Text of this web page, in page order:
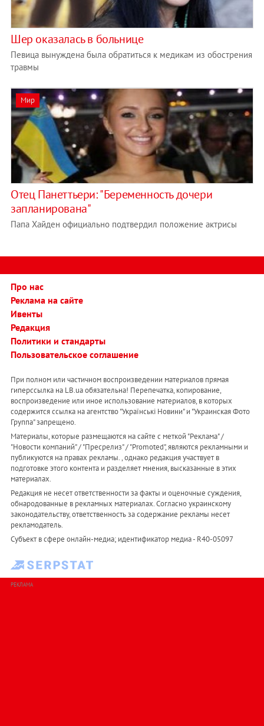
Шер оказалась в больнице
Певица вынуждена была обратиться к медикам из обострения
травмы
Мир
Отец Панеттьери: "Беременность дочери
запланирована"
Папа Хайден официально подтвердил положение актрисы
Про нас
Реклама на сайте
Ивенты
Редакция
Политики и стандарты
Пользовательское соглашение
При полном или частичном воспроизведении материалов прямая
гиперссылка на LB.ua обязательна! Перепечатка, копирование,
воспроизведение или иное использование материалов, в которых
содержится ссылка на агентство "Українськi Новини" и "Украинская Фото
Группа" запрещено.
Материалы, которые размещаются на сайте с меткой "Реклама" /
"Новости компаний" / "Пресрелиз" / "Promoted", являются рекламными и
публикуются на правах рекламы. , однако редакция участвует в
подготовке этого контента и разделяет мнения, высказанные в этих
материалах.
Редакция не несет ответственности за факты и оценочные суждения,
обнародованные в рекламных материалах. Согласно украинскому
законодательству, ответственность за содержание рекламы несет
рекламодатель.
Субъект в сфере онлайн-медиа; идентификатор медиа - R40-05097
РЕКЛАМА